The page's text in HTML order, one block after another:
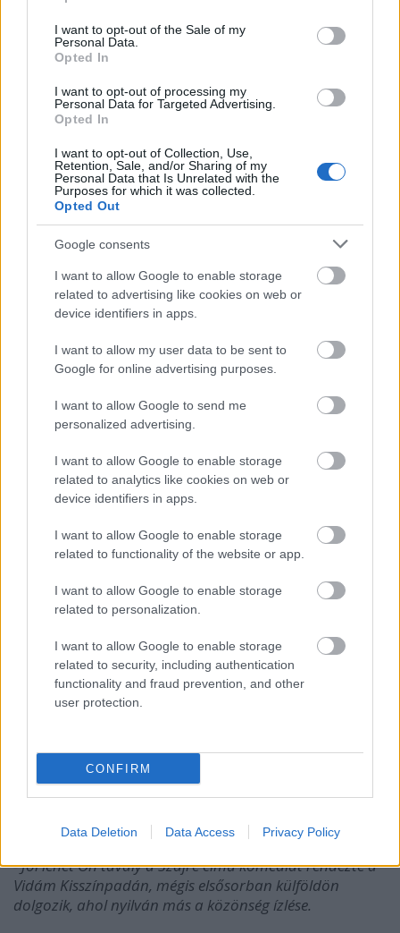
use your data for below specified purposes in below Google
consent section.
I want to opt-out of the Sale of my
Personal Data.
Opted In
I want to opt-out of processing my
Personal Data for Targeted Advertising.
Opted In
I want to opt-out of Collection, Use,
Retention, Sale, and/or Sharing of my
Personal Data that Is Unrelated with the
Purposes for which it was collected.
Opted Out
Google consents
I want to allow Google to enable storage
related to advertising like cookies on web or
device identifiers in apps.
I want to allow my user data to be sent to
Google for online advertising purposes.
I want to allow Google to send me
personalized advertising.
I want to allow Google to enable storage
related to analytics like cookies on web or
device identifiers in apps.
I want to allow Google to enable storage
related to functionality of the website or app.
I want to allow Google to enable storage
related to personalization.
I want to allow Google to enable storage
related to security, including authentication
functionality and fraud prevention, and other
user protection.
CONFIRM
Data Deletion Data Access Privacy Policy
- Kell-e, hogy legyen egy bohózatnak "üzenete"? Nem
Szalma Dorotty: Ha nem lenne áthallás, tán nem is
érdekelne. Ebből a darabból a prüdéria diszkrét
bája "hallatszik ki". Éjjel-nappal ömlenek ránk a
reklámok. Anorexiás, félmeztelen lányok néznek ránk
a plakátokról, kínálják a diétás készítményeket, mert
képzeljük el, hogy a rokonaink meglátogatnak
minket, s véletlenül rábukkannak a felfújható
"gumirózsira", pornófilmre vagy vibrátorra. Hát
leégne a fejünk a szégyentől. Összeomlana a "jól
pornócsatorna nézése nem számít tabunak. Két(laki)
életet élünk. Elvárások vannak felénk, amelyeknek
ellentétesek a vágyainkkal. Ha a kettő ütközik, máris
ott a baj. Elkezdünk hazudozni, csetlünk-botlunk,
- Naná, hogy ebből születnek a komikus helyzetek
Szalma Dorotty:Amelyeket pontosan és őszintén
kell eljátszani. Ha valaki tényleg megbotlik és elesik,
akkor nevetünk. De ha csak úgy csinál, mint hogyha
elesne, azon nem kacagunk.. Ha annak az embernek,
aki a színpadon áll, nem hiszem el, hogy élete
hatszázhetvenhárom pornóképet, el kell tüntetnie -
nehogy az odalátogató mamája, a bankigazgató
főnöke, vagy a bezörgető rendőrfelügyelő felfedezze
- akkor nem fogok rajta mulatni.
Szakács
- Jól lehet Ön tavaly a Szajré című komédiát rendezte a
Vidám Kisszínpadán, mégis elsősorban külföldön
dolgozik, ahol nyilván más a közönség ízlése.